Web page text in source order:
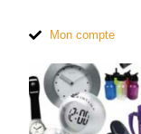
Mon compte